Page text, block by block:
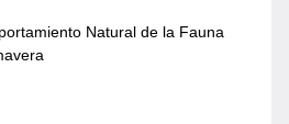
Natural de la Fauna